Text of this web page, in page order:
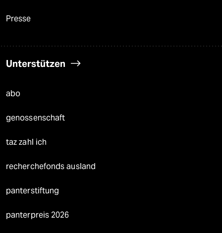
Presse
Unterstützen
abo
genossenschaft
taz zahl ich
recherchefonds ausland
panterstiftung
panterpreis 2026